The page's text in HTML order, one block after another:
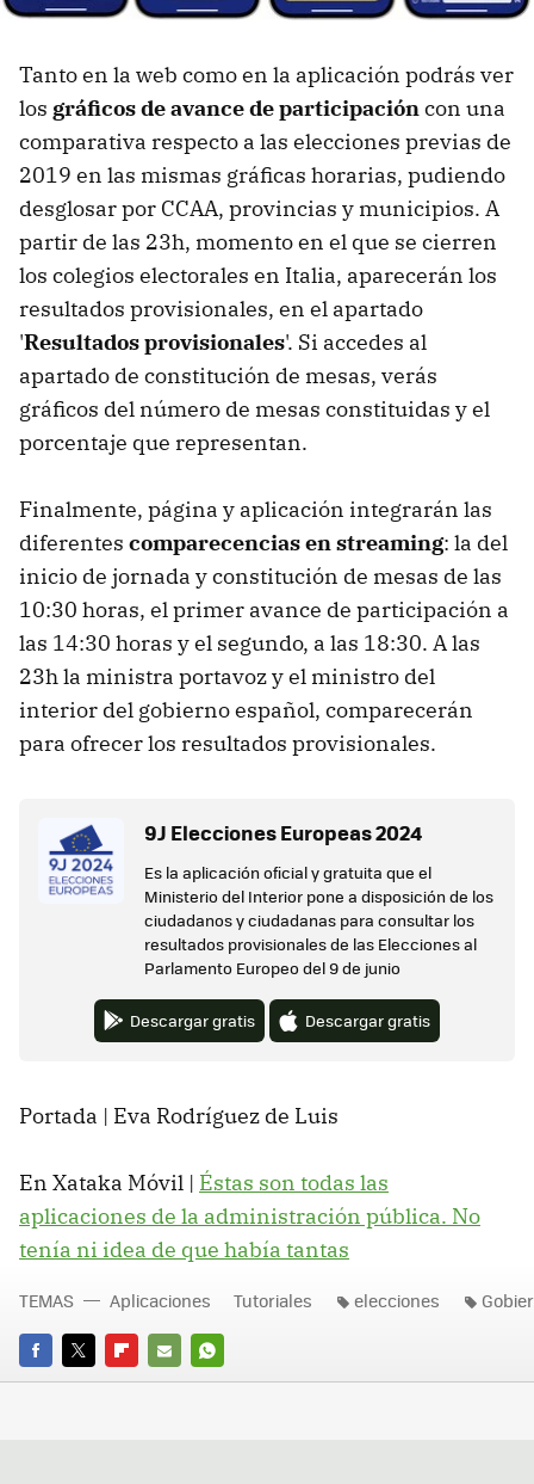
Tanto en la web como en la aplicación podrás ver
los gráficos de avance de participacióncon una
comparativa respecto a las elecciones previas de
2019 en las mismas gráficas horarias, pudiendo
desglosar por CCAA, provincias y municipios. A
partir de las 23h, momento en el que se cierren
los colegios electorales en Italia, aparecerán los
resultados provisionales, en el apartado
'Resultados provisionales'. Si accedes al
apartado de constitución de mesas, verás
gráficos del número de mesas constituidas y el
porcentaje que representan.
Finalmente, página y aplicación integrarán las
diferentes comparecencias en streaming: la del
inicio de jornada y constitución de mesas de las
10:30 horas, el primer avance de participación a
las 14:30 horas y el segundo, a las 18:30. A las
23h la ministra portavoz y el ministro del
interior del gobierno español, comparecerán
para ofrecer los resultados provisionales.
​​9J Elecciones Europeas 2024
Es la aplicación oficial y gratuita que el
Ministerio del Interior pone a disposición de los
ciudadanos y ciudadanas para consultar los
resultados provisionales de las Elecciones al
Parlamento Europeo del 9 de junio
Descargar gratis Descargar gratis
Portada | Eva Rodríguez de Luis
En Xataka Móvil | Éstas son todas las
aplicaciones de la administración pública. No
tenía ni idea de que había tantas
FACEBOOK
TWITTERFLIPBOARD
E-
WHATSAPP
TEMAS Aplicaciones Tutoriales elecciones